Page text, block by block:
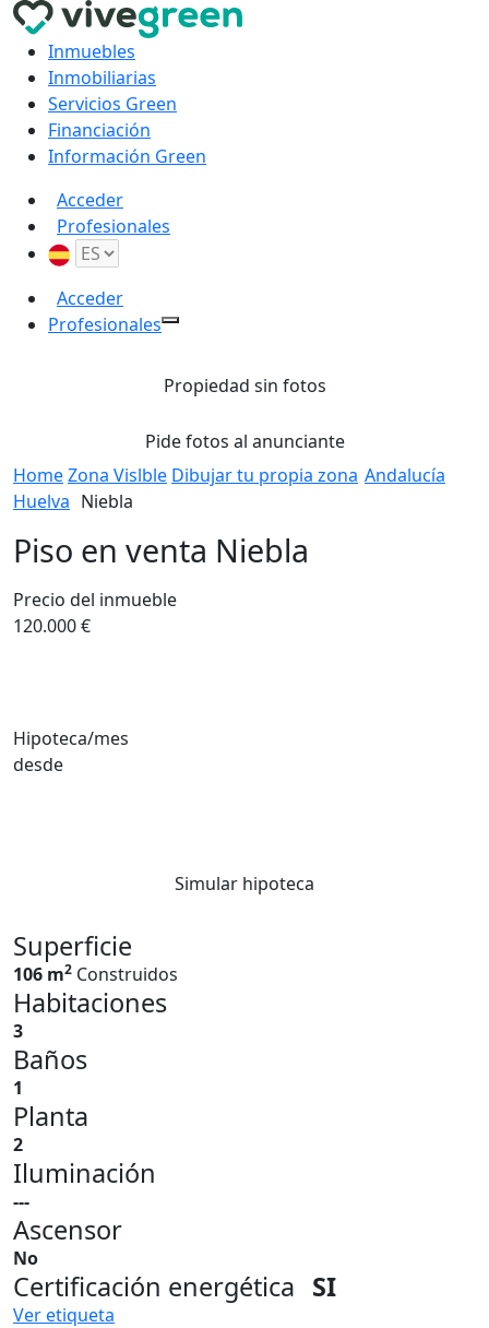
Inmuebles
Inmobiliarias
Servicios Green
Financiación
Información Green
Acceder
Profesionales
Acceder
Profesionales
Propiedad sin fotos
Pide fotos al anunciante
HomeZona Vislble Dibujar tu propia zona Andalucía
Huelva Niebla
Piso en venta Niebla
Precio del inmueble
120.000 €
Hipoteca/mes
desde
Simular hipoteca
Superficie
106 m2 Construidos
Habitaciones
3
Baños
1
Planta
2
Iluminación
---
Ascensor
No
Certificación energética SI
Ver etiqueta